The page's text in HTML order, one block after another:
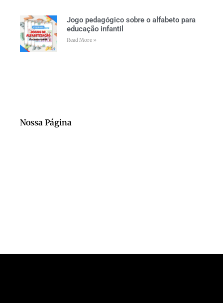
Jogo pedagógico sobre o alfabeto para
educação infantil
Read More »
Nossa Página